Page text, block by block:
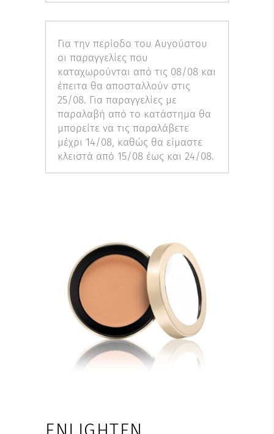
Για την περίοδο του Αυγούστου
οι παραγγελίες που
καταχωρούνται από τις 08/08 και
έπειτα θα αποσταλλούν στις
25/08. Για παραγγελίες με
παραλαβή από το κατάστημα θα
μπορείτε να τις παραλάβετε
μέχρι 14/08, καθώς θα είμαστε
κλειστά από 15/08 έως και 24/08.